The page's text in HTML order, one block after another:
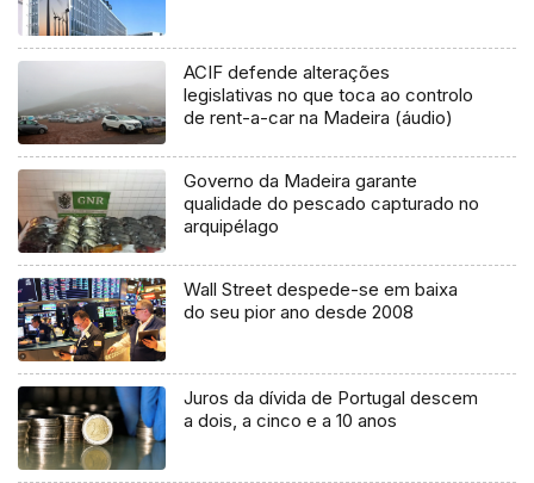
ACIF defende alterações
legislativas no que toca ao controlo
de rent-a-car na Madeira (áudio)
Governo da Madeira garante
qualidade do pescado capturado no
arquipélago
Wall Street despede-se em baixa
do seu pior ano desde 2008
Juros da dívida de Portugal descem
a dois, a cinco e a 10 anos